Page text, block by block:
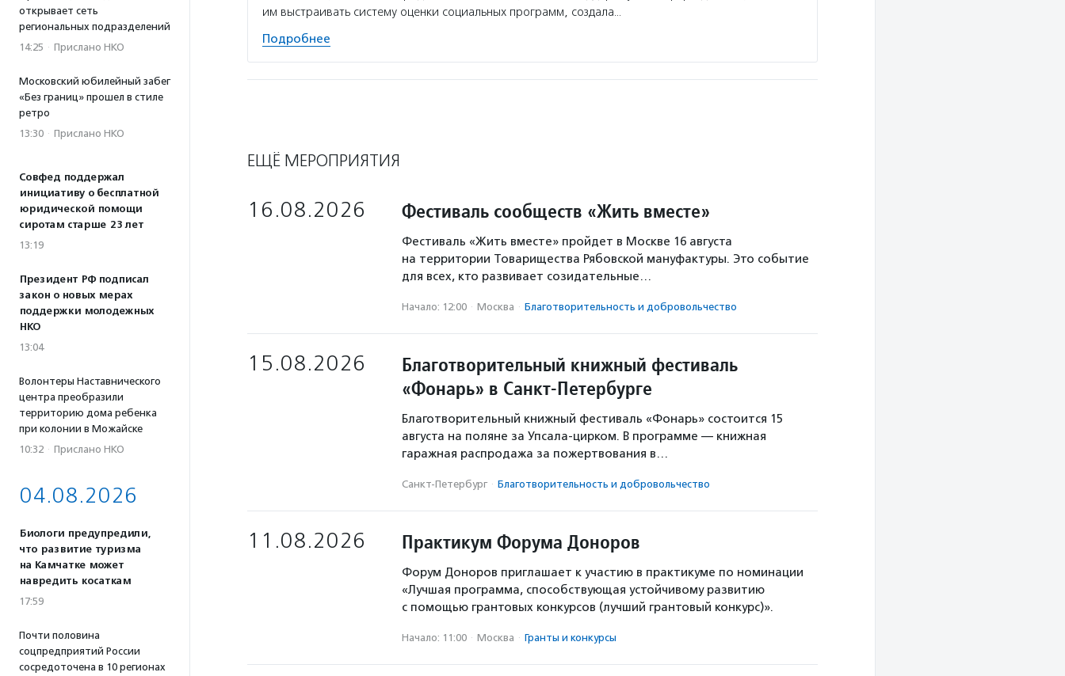
открывает сеть
региональных подразделений
14:25 · Прислано НКО
Московский юбилейный забег
«Без границ» прошел в стиле
ретро
13:30 · Прислано НКО
Совфед поддержал
инициативу о бесплатной
юридической помощи
сиротам старше 23 лет
13:19
Президент РФ подписал
закон о новых мерах
поддержки молодежных
НКО
13:04
Волонтеры Наставнического
центра преобразили
территорию дома ребенка
при колонии в Можайске
10:32 · Прислано НКО
04.08.2026
Биологи предупредили,
что развитие туризма
на Камчатке может
навредить косаткам
17:59
Почти половина
соцпредприятий России
сосредоточена в 10 регионах
им выстраивать систему оценки социальных программ, создала…
Подробнее
ЕЩЁ МЕРОПРИЯТИЯ
16.08.2026 Фестиваль сообществ «Жить вместе»
Фестиваль «Жить вместе» пройдет в Москве 16 августа
на территории Товарищества Рябовской мануфактуры. Это событие
для всех, кто развивает созидательные…
Начало: 12:00 · Москва · Благотвори­тель­ность и доброволь­чест­во
15.08.2026
Благотворительный книжный фестиваль
«Фонарь» в Санкт-Петербурге
Благотворительный книжный фестиваль «Фонарь» состоится 15
августа на поляне за Упсала-цирком. В программе — книжная
гаражная распродажа за пожертвования в…
Санкт-Петербург · Благотвори­тель­ность и доброволь­чест­во
11.08.2026 Практикум Форума Доноров
Форум Доноров приглашает к участию в практикуме по номинации
«Лучшая программа, способствующая устойчивому развитию
с помощью грантовых конкурсов (лучший грантовый конкурс)».
Начало: 11:00 · Москва · Гранты и конкурсы